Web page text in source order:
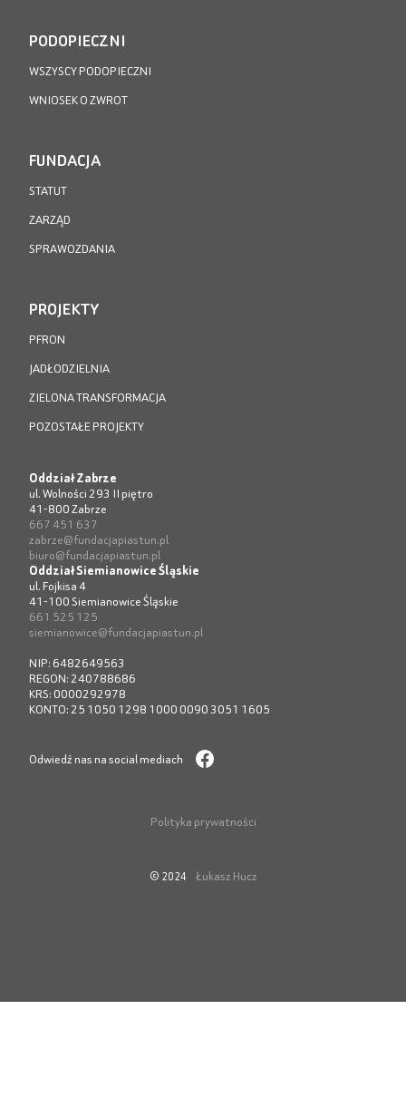
PODOPIECZNI
WSZYSCY PODOPIECZNI
WNIOSEK O ZWROT
FUNDACJA
STATUT
ZARZĄD
SPRAWOZDANIA
PROJEKTY
PFRON
JADŁODZIELNIA
ZIELONA TRANSFORMACJA
POZOSTAŁE PROJEKTY
Oddział Zabrze
ul. Wolności 293 II piętro
41-800 Zabrze
667 451 637
zabrze@fundacjapiastun.pl
biuro@fundacjapiastun.pl
Oddział Siemianowice Śląskie
ul. Fojkisa 4
41-100 Siemianowice Śląskie
661 525 125
siemianowice@fundacjapiastun.pl
NIP: 6482649563
REGON: 240788686
KRS: 0000292978
KONTO: 25 1050 1298 1000 0090 3051 1605
Odwiedź nas na social mediach
© 2024 Łukasz Hucz
Polityka prywatności